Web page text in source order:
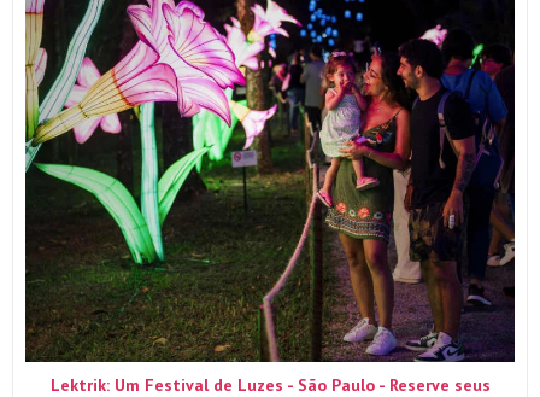
Lektrik: Um Festival de Luzes - São Paulo - Reserve seus